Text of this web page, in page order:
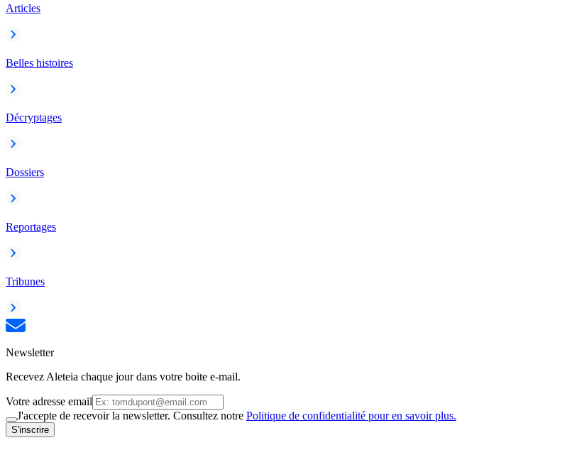
Articles
Belles histoires
Décryptages
Dossiers
Reportages
Tribunes
Newsletter
Recevez Aleteia chaque jour dans votre boite e-mail.
Votre adresse email
J'accepte de recevoir la newsletter. Consultez notre Politique de confidentialité pour en savoir plus.
S'inscrire